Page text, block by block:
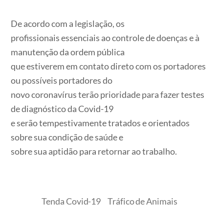
De acordo com a legislação, os
profissionais essenciais ao controle de doenças e à
manutenção da ordem pública
que estiverem em contato direto com os portadores
ou possíveis portadores do
novo coronavírus terão prioridade para fazer testes
de diagnóstico da Covid-19
e serão tempestivamente tratados e orientados
sobre sua condição de saúde e
sobre sua aptidão para retornar ao trabalho.
Tenda Covid-19 Tráfico de Animais